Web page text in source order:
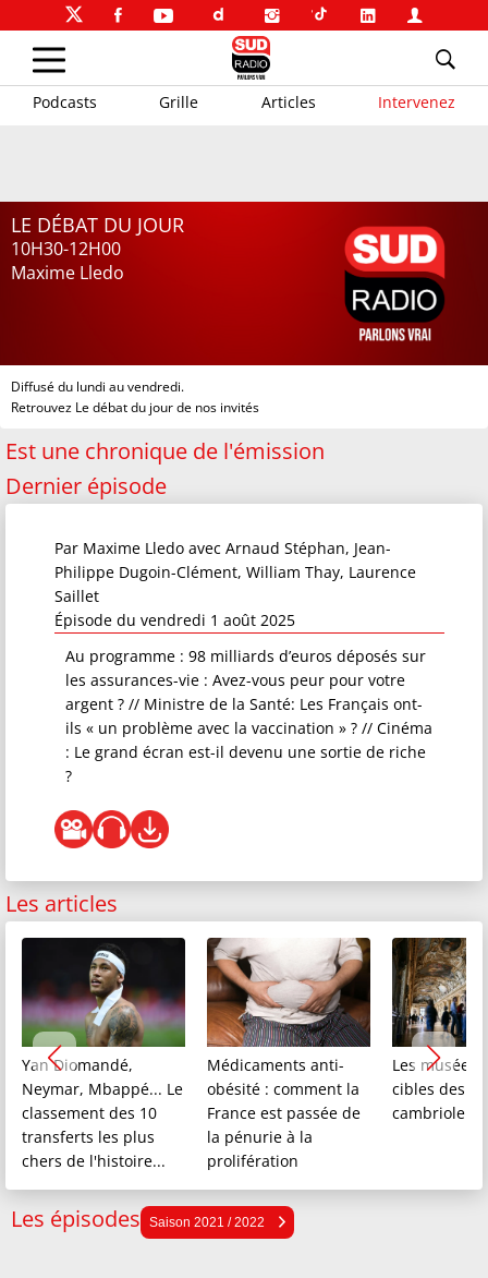
Podcasts Grille Articles Intervenez
LE DÉBAT DU JOUR
10H30-12H00
Maxime Lledo
Diffusé du lundi au vendredi.
Retrouvez Le débat du jour de nos invités
Est une chronique de l'émission
Dernier épisode
Par Maxime Lledo avec Arnaud Stéphan, Jean-
Philippe Dugoin-Clément, William Thay, Laurence
Saillet
Épisode du vendredi 1 août 2025
Au programme : 98 milliards d’euros déposés sur
les assurances-vie : Avez-vous peur pour votre
argent ? // Ministre de la Santé: Les Français ont-
ils « un problème avec la vaccination » ? // Cinéma
: Le grand écran est-il devenu une sortie de riche
?
Les articles
Yan Diomandé,
Neymar, Mbappé... Le
classement des 10
transferts les plus
chers de l'histoire...
Médicaments anti-
obésité : comment la
France est passée de
la pénurie à la
prolifération
Les
cibles des
cambrioleurs
Les épisodes Saison 2021 / 2022